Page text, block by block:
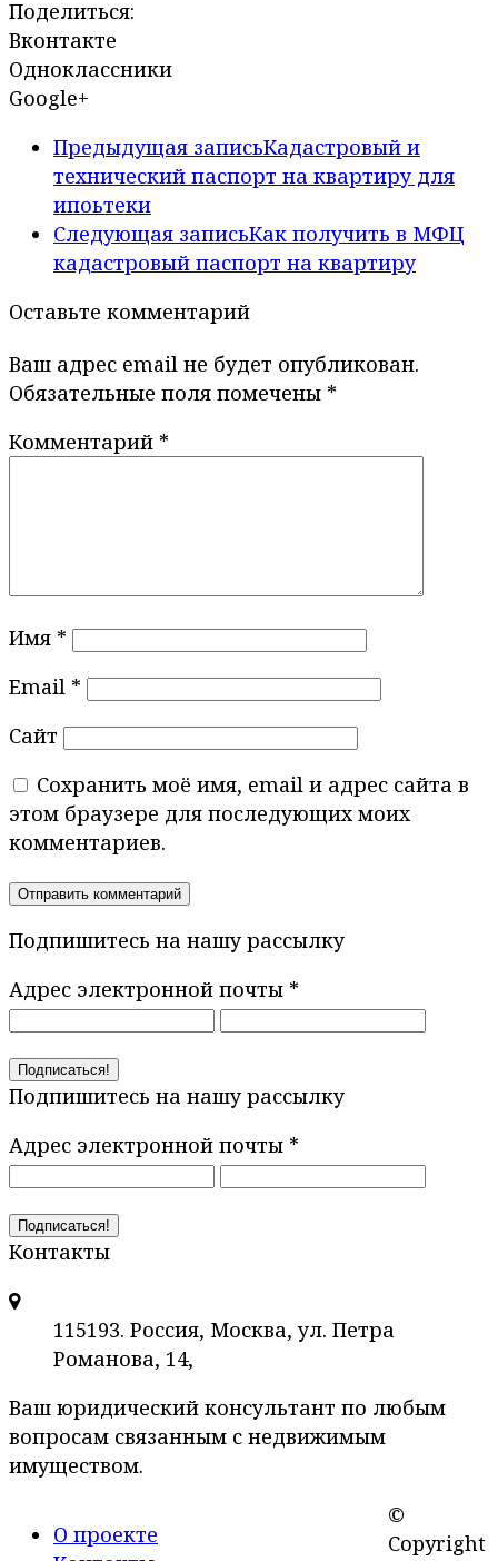
Поделиться:
Вконтакте
Одноклассники
Google+
Предыдущая записьКадастровый и
технический паспорт на квартиру для
ипоьтеки
Следующая записьКак получить в МФЦ
кадастровый паспорт на квартиру
Оставьте комментарий
Ваш адрес email не будет опубликован.
Обязательные поля помечены *
Комментарий *
Имя *
Email *
Сайт
Сохранить моё имя, email и адрес сайта в
этом браузере для последующих моих
комментариев.
Подпишитесь на нашу рассылку
Адрес электронной почты *
Подпишитесь на нашу рассылку
Адрес электронной почты *
Контакты
115193. Россия, Москва, ул. Петра
Романова, 14,
Ваш юридический консультант по любым
вопросам связанным с недвижимым
имуществом.
О проекте
©
Copyright